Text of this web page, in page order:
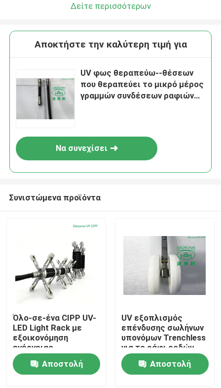
υποβολή
Σπίτι
Προϊόντα
Δείτε περισσότερων
Αποκτήστε την καλύτερη τιμή για
UV φως θεραπεύω--θέσεων
που θεραπεύει το μικρό μέρος
γραμμών συνδέσεων ραφιών
Να συνεχίσει
Συνιστώμενα προϊόντα
Όλο-σε-ένα CIPP UV-
LED Light Rack με
εξοικονόμηση
ενέργειας
τεχνολογία UV-LED,
έξυπνος έλεγχος
θερμοκρασίας και
Αποστολή
UV εξοπλισμός
επένδυσης σωλήνων
υπονόμων Trenchless
για το ράφι ροδών
προβολέων πώλησης
Αποστολή